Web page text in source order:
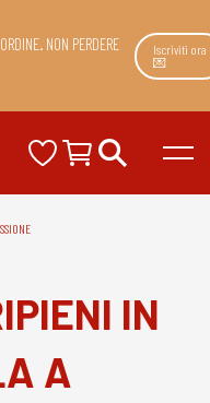
NON PERDERE
Iscriviti ora
💌
IN
A